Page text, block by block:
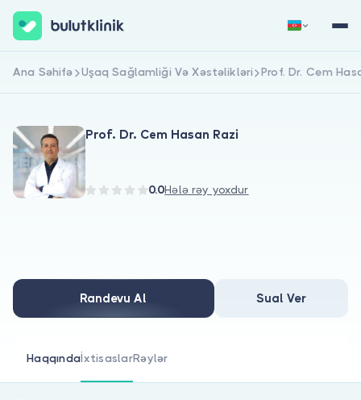
Həkimlər üçün
Həkim siniz?
Qeydiyyat Daxil Ol
Ana Səhifə Uşaq Sağlamliği Və Xəstəlikləri Prof. Dr. Cem
Prof. Dr. Cem Hasan Razi
0.0Hələ rəy yoxdur
Randevu Al Sual Ver
HaqqındaİxtisaslarRəylər